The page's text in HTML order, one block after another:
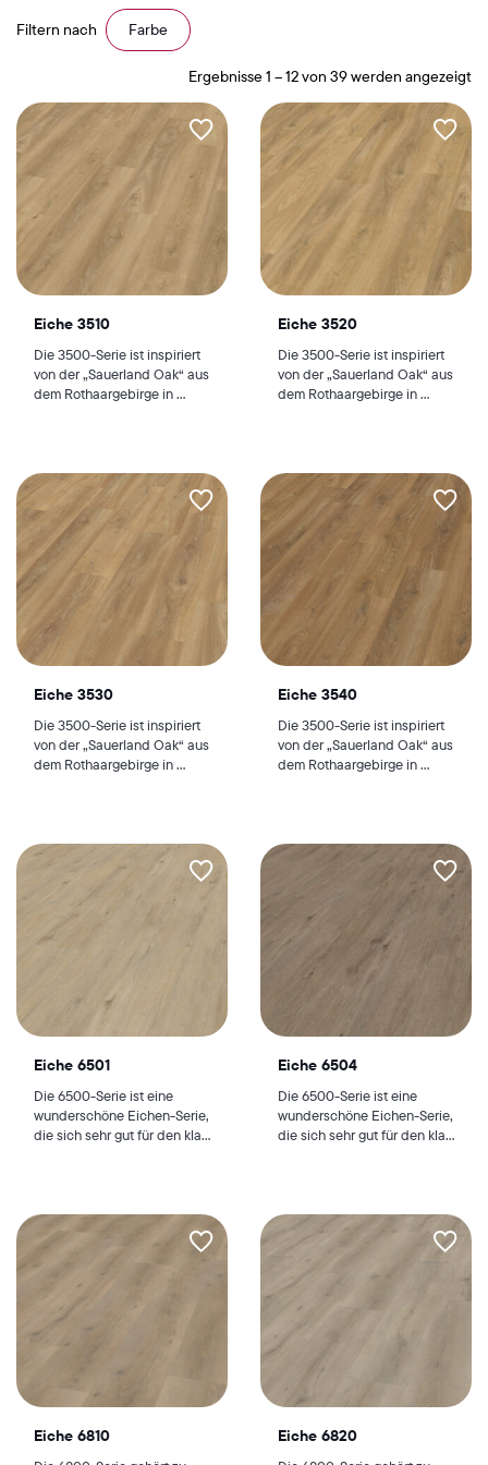
Filtern nach Farbe
Ergebnisse 1 – 12 von 39 werden angezeigt
Eiche 3510
Die 3500-Serie ist inspiriert
von der „Sauerland Oak“ aus
dem Rothaargebirge in ...
Eiche 3520
Die 3500-Serie ist inspiriert
von der „Sauerland Oak“ aus
dem Rothaargebirge in ...
Eiche 3530
Die 3500-Serie ist inspiriert
von der „Sauerland Oak“ aus
dem Rothaargebirge in ...
Eiche 3540
Die 3500-Serie ist inspiriert
von der „Sauerland Oak“ aus
dem Rothaargebirge in ...
Eiche 6501
Die 6500-Serie ist eine
wunderschöne Eichen-Serie,
die sich sehr gut für den kla...
Eiche 6504
Die 6500-Serie ist eine
wunderschöne Eichen-Serie,
die sich sehr gut für den kla...
Eiche 6810 Eiche 6820